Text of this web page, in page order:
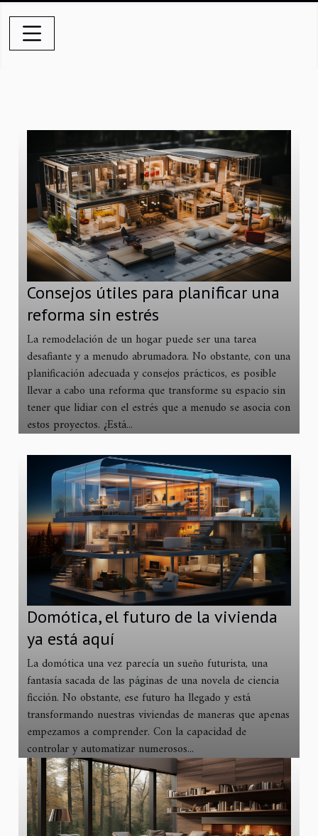
Consejos útiles para planificar una
reforma sin estrés
La remodelación de un hogar puede ser una tarea
desafiante y a menudo abrumadora. No obstante, con una
planificación adecuada y consejos prácticos, es posible
llevar a cabo una reforma que transforme su espacio sin
tener que lidiar con el estrés que a menudo se asocia con
estos proyectos. ¿Está...
Domótica, el futuro de la vivienda
ya está aquí
La domótica una vez parecía un sueño futurista, una
fantasía sacada de las páginas de una novela de ciencia
ficción. No obstante, ese futuro ha llegado y está
transformando nuestras viviendas de maneras que apenas
empezamos a comprender. Con la capacidad de
controlar y automatizar numerosos...